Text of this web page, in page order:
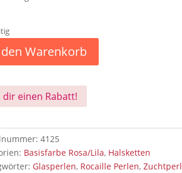
Warenkorb
dir einen Rabatt!
4125
Basisfarbe Rosa/Lila, Halsketten
Glasperlen, Rocaille Perlen,